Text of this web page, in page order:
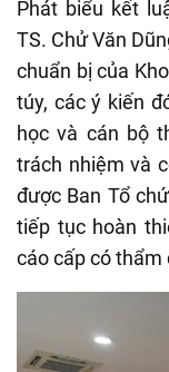
Phát biểu kết
TS. Chử Văn
chuẩn bị của
túy, các ý kiến
học và cán bộ
trách nhiệm và
được Ban Tổ
tiếp tục hoàn
cáo cấp có thẩm